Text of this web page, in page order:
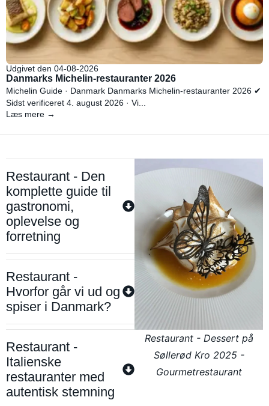
Udgivet den 04-08-2026
Danmarks Michelin-restauranter 2026
Michelin Guide · Danmark Danmarks Michelin-restauranter 2026 ✔
Sidst verificeret 4. august 2026 · Vi...
Læs mere →
Restaurant - Den
komplette guide til
gastronomi,
oplevelse og
forretning
Restaurant -
Hvorfor går vi ud og
spiser i Danmark?
Restaurant -
Italienske
restauranter med
autentisk stemning
Restaurant - Dessert på
Søllerød Kro 2025 -
Gourmetrestaurant